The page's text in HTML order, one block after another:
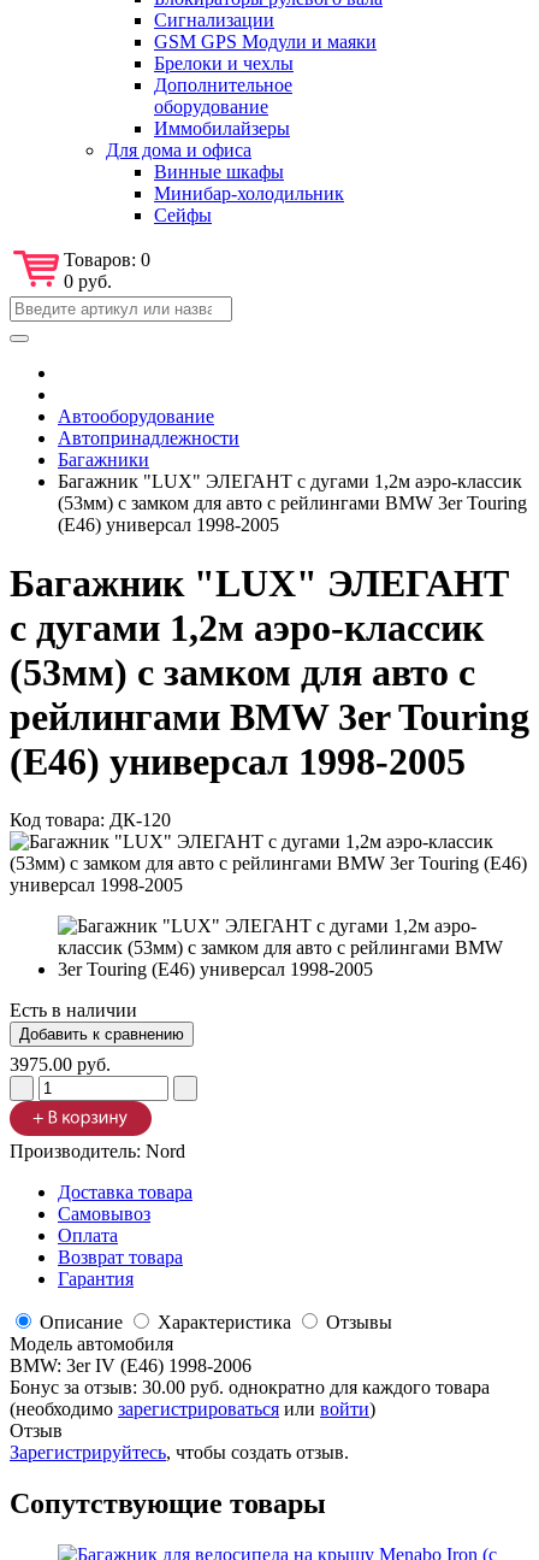
Сигнализации
GSM GPS Модули и маяки
Брелоки и чехлы
Дополнительное
оборудование
Иммобилайзеры
Для дома и офиса
Винные шкафы
Минибар-холодильник
Сейфы
Товаров: 0
0 руб.
Автооборудование
Автопринадлежности
Багажники
Багажник "LUX" ЭЛЕГАНТ с дугами 1,2м аэро-классик
(53мм) с замком для авто с рейлингами BMW 3er Touring
(E46) универсал 1998-2005
Багажник "LUX" ЭЛЕГАНТ
с дугами 1,2м аэро-классик
(53мм) с замком для авто с
рейлингами BMW 3er Touring
(E46) универсал 1998-2005
Код товара: ДК-120
Есть в наличии
3975.00 руб.
Производитель: Nord
Доставка товара
Самовывоз
Оплата
Возврат товара
Гарантия
Описание Характеристика
Отзывы
Модель автомобиля
BMW: 3er IV (E46) 1998-2006
Бонус за отзыв: 30.00 руб. однократно для каждого товара
(необходимо зарегистрироваться или войти)
Отзыв
Зарегистрируйтесь, чтобы создать отзыв.
Сопутствующие товары